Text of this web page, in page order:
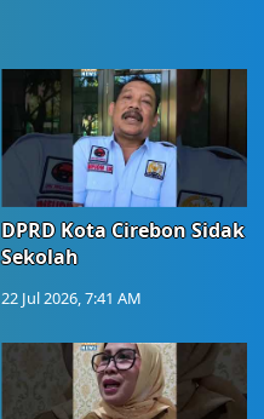
DPRD Kota Cirebon Sidak
Sekolah
22 Jul 2026, 7:41 AM